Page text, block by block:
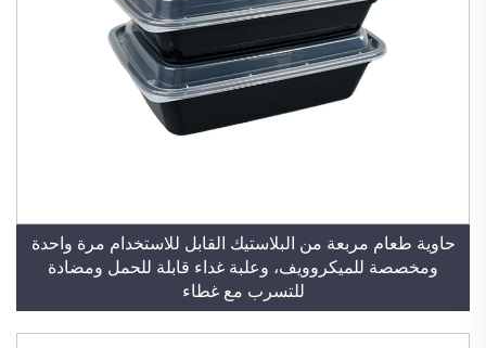
حاوية طعام مربعة من البلاستيك القابل للاستخدام مرة واحدة
ومخصصة للميكروويف، وعلبة غداء قابلة للحمل ومضادة
للتسرب مع غطاء